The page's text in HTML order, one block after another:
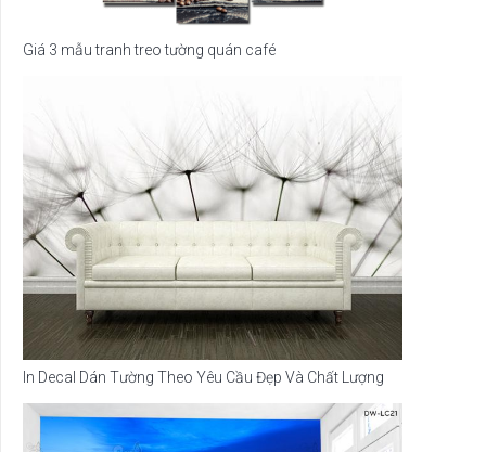
Giá 3 mẫu tranh treo tường quán café
In Decal Dán Tường Theo Yêu Cầu Đẹp Và Chất Lượng